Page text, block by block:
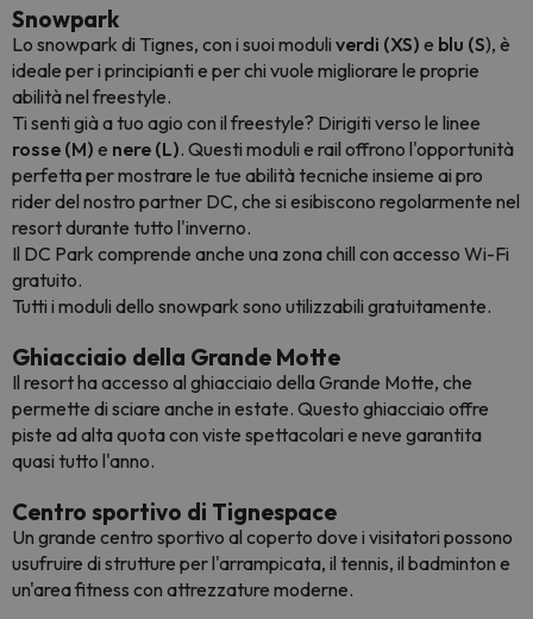
Snowpark
Lo snowpark di Tignes, con i suoi moduli verdi (XS) e blu (S), è
ideale per i principianti e per chi vuole migliorare le proprie
abilità nel freestyle.
Ti senti già a tuo agio con il freestyle? Dirigiti verso le linee
rosse (M) e nere (L). Questi moduli e rail offrono l'opportunità
perfetta per mostrare le tue abilità tecniche insieme ai pro
rider del nostro partner DC, che si esibiscono regolarmente nel
resort durante tutto l'inverno.
Il DC Park comprende anche una zona chill con accesso Wi-Fi
gratuito.
Tutti i moduli dello snowpark sono utilizzabili gratuitamente.
Ghiacciaio della Grande Motte
Il resort ha accesso al ghiacciaio della Grande Motte, che
permette di sciare anche in estate. Questo ghiacciaio offre
piste ad alta quota con viste spettacolari e neve garantita
quasi tutto l'anno.
Centro sportivo di Tignespace
Un grande centro sportivo al coperto dove i visitatori possono
usufruire di strutture per l'arrampicata, il tennis, il badminton e
un'area fitness con attrezzature moderne.